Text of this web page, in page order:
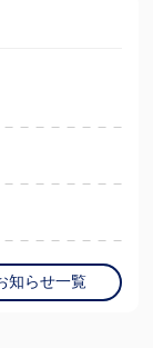
知らせ一覧